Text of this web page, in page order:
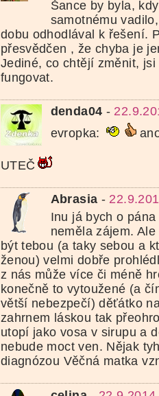
Šance by byla,
samotnému
dobu odhodlával k řešení.
přesvědčen , že chyba je
Jediné, co chtějí změnit, jsi
fungovat.
denda04 -
evropka:
UTEČ
Abrasia -
Inu já bych o
neměla zájem.
být tebou (a taky sebou a
ženou) velmi dobře
z nás může více či méně
konečně to vytoužené (a
větší nebezpečí) děťátko
zahrnem láskou tak
utopí jako vosa v sirupu a
nebude moct ven. Nějak
diagnózou Věčná matka